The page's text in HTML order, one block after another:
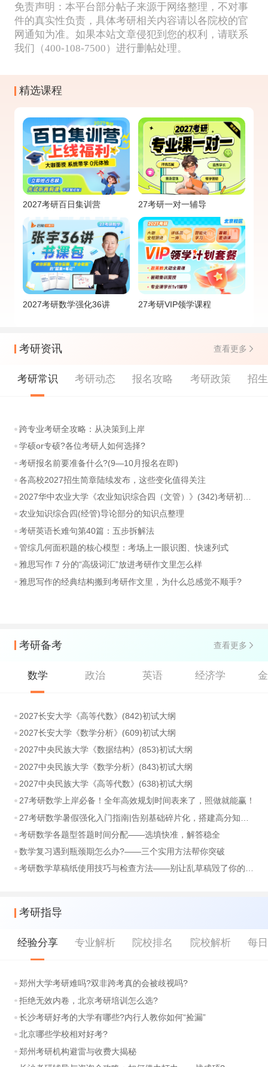
免责声明：本平台部分帖子来源于网络整理，不对事
件的真实性负责，具体考研相关内容请以各院校的官
网通知为准。如果本站文章侵犯到您的权利，请联系
我们（400-108-7500）进行删帖处理。
精选课程
2027考研百日集训营 27考研一对一辅导
2027考研数学强化36讲 27考研VIP领学课程
考研资讯 查看更多
考研常识 考研动态 报名攻略 考研政策 招
跨专业考研全攻略：从决策到上岸
学硕or专硕?各位考研人如何选择?
考研报名前要准备什么?(9—10月报名在即)
各高校2027招生简章陆续发布，这些变化值得关注
2027华中农业大学《农业知识综合四（文管）》(342)考研初试大纲
农业知识综合四(经管)导论部分的知识点整理
考研英语长难句第40篇：五步拆解法
管综几何面积题的核心模型：考场上一眼识图、快速列式
雅思写作 7 分的“高级词汇”放进考研作文里怎么样
雅思写作的经典结构搬到考研作文里，为什么总感觉不顺手?
考研备考 查看更多
数学 政治 英语 经济学
2027长安大学《高等代数》(842)初试大纲
2027长安大学《数学分析》(609)初试大纲
2027中央民族大学《数据结构》(853)初试大纲
2027中央民族大学《数学分析》(843)初试大纲
2027中央民族大学《高等代数》(638)初试大纲
27考研数学上岸必备！全年高效规划时间表来了，照做就能赢！
27考研数学暑假强化入门指南|告别基础碎片化，搭建高分知识体系
考研数学各题型答题时间分配——选填快准，解答稳全
数学复习遇到瓶颈期怎么办?——三个实用方法帮你突破
考研数学草稿纸使用技巧与检查方法——别让乱草稿毁了你的分数
考研指导
经验分享 专业解析 院校排名 院校解析 每
郑州大学考研难吗?双非跨考真的会被歧视吗?
拒绝无效内卷，北京考研培训怎么选?
长沙考研好考的大学有哪些?内行人教你如何“捡漏”
北京哪些学校相对好考?
郑州考研机构避雷与收费大揭秘